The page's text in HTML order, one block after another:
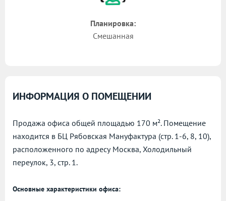
Планировка:
Смешанная
ИНФОРМАЦИЯ О ПОМЕЩЕНИИ
Продажа офиса общей площадью 170 м². Помещение
находится в БЦ Рябовская Мануфактура (стр. 1-6, 8, 10),
расположенного по адресу Москва, Холодильный
переулок, 3, стр. 1.
Основные характеристики офиса: